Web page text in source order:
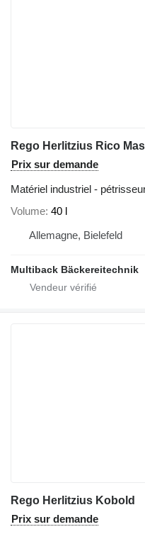
Rego Herlitzius Rico
Prix sur demande
Matériel industriel -
Volume 40 l
Allemagne, Bielefeld
Multiback Bäckereitechnik
Rego Herlitzius Kobold
Prix sur demande